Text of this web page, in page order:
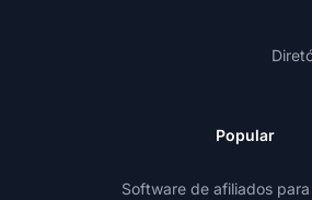
Popular
Software de afiliados